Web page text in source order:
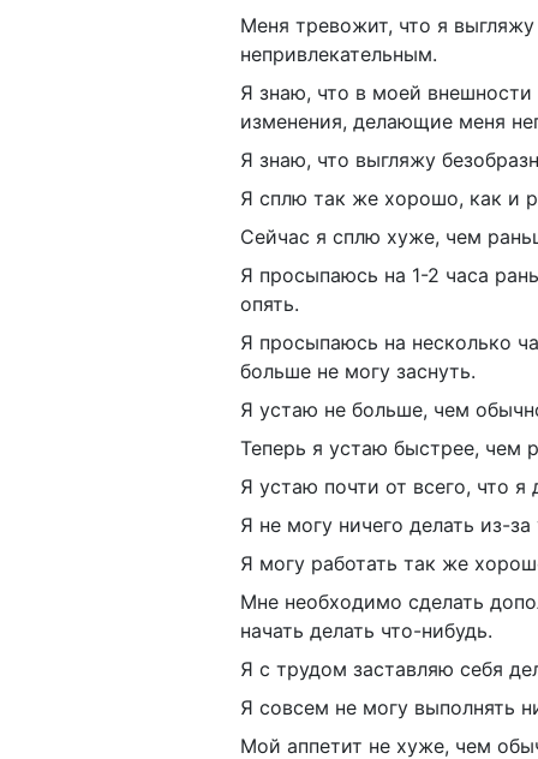
Меня тревожит, что я
непривлекательным.
Я знаю, что в моей
изменения, делающие меня
Я знаю, что выгляжу
Я сплю так же хорошо, как и
Сейчас я сплю хуже, чем
Я просыпаюсь на 1-2 часа
опять.
Я просыпаюсь на несколько
больше не могу заснуть.
Я устаю не больше, чем
Теперь я устаю быстрее, чем
Я устаю почти от всего, что я
Я не могу ничего делать из-за
Я могу работать так же
Мне необходимо сделать
начать делать что-нибудь.
Я с трудом заставляю себя
Я совсем не могу выполнять
Мой аппетит не хуже, чем